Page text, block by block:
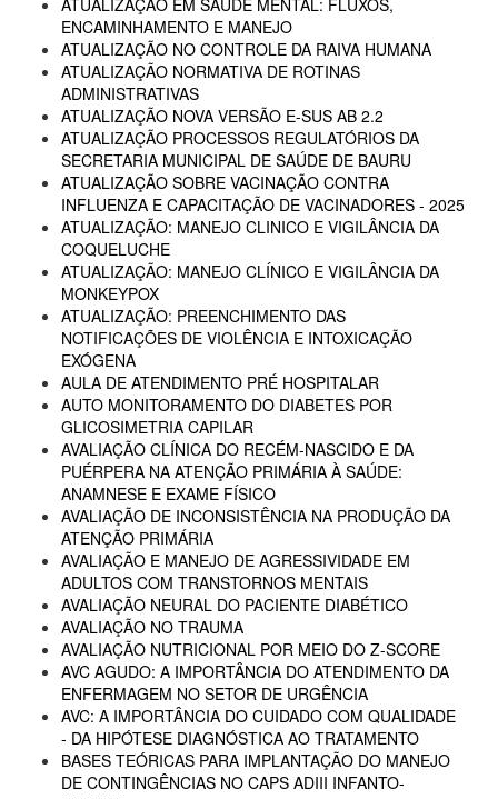
ATUALIZAÇÃO EM SAÚDE MENTAL: FLUXOS,
ENCAMINHAMENTO E MANEJO
ATUALIZAÇÃO NO CONTROLE DA RAIVA HUMANA
ATUALIZAÇÃO NORMATIVA DE ROTINAS
ADMINISTRATIVAS
ATUALIZAÇÃO NOVA VERSÃO E-SUS AB 2.2
ATUALIZAÇÃO PROCESSOS REGULATÓRIOS DA
SECRETARIA MUNICIPAL DE SAÚDE DE BAURU
ATUALIZAÇÃO SOBRE VACINAÇÃO CONTRA
INFLUENZA E CAPACITAÇÃO DE VACINADORES - 2025
ATUALIZAÇÃO: MANEJO CLINICO E VIGILÂNCIA DA
COQUELUCHE
ATUALIZAÇÃO: MANEJO CLÍNICO E VIGILÂNCIA DA
MONKEYPOX
ATUALIZAÇÃO: PREENCHIMENTO DAS
NOTIFICAÇÕES DE VIOLÊNCIA E INTOXICAÇÃO
EXÓGENA
AULA DE ATENDIMENTO PRÉ HOSPITALAR
AUTO MONITORAMENTO DO DIABETES POR
GLICOSIMETRIA CAPILAR
AVALIAÇÃO CLÍNICA DO RECÉM-NASCIDO E DA
PUÉRPERA NA ATENÇÃO PRIMÁRIA À SAÚDE:
ANAMNESE E EXAME FÍSICO
AVALIAÇÃO DE INCONSISTÊNCIA NA PRODUÇÃO DA
ATENÇÃO PRIMÁRIA
AVALIAÇÃO E MANEJO DE AGRESSIVIDADE EM
ADULTOS COM TRANSTORNOS MENTAIS
AVALIAÇÃO NEURAL DO PACIENTE DIABÉTICO
AVALIAÇÃO NO TRAUMA
AVALIAÇÃO NUTRICIONAL POR MEIO DO Z-SCORE
AVC AGUDO: A IMPORTÂNCIA DO ATENDIMENTO DA
ENFERMAGEM NO SETOR DE URGÊNCIA
AVC: A IMPORTÂNCIA DO CUIDADO COM QUALIDADE
- DA HIPÓTESE DIAGNÓSTICA AO TRATAMENTO
BASES TEÓRICAS PARA IMPLANTAÇÃO DO MANEJO
DE CONTINGÊNCIAS NO CAPS ADIII INFANTO-